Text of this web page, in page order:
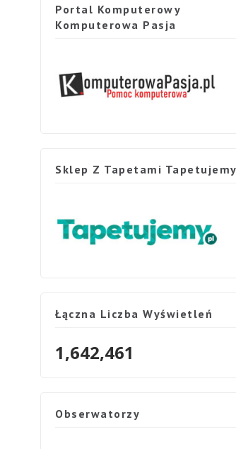
Portal Komputerowy
Komputerowa Pasja
Sklep Z Tapetami
Łączna Liczba Wyświetleń
1,642,461
Obserwatorzy